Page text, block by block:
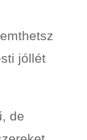
jóllét
de